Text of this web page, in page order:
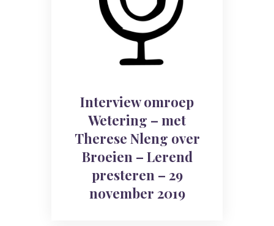
Interview omroep
Wetering – met
Therese Nleng over
Broeien – Lerend
presteren – 29
november 2019